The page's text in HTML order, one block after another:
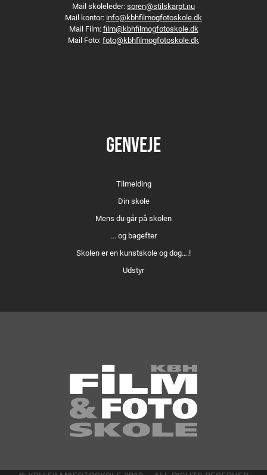
Mail skoleleder:soren@stilskarpt.nu
Mail kontor: info@kbhfilmogfotoskole.dk
Mail Film:film@kbhfilmogfotoskole.dk
Mail Foto:foto@kbhfilmogfotoskole.dk
GENVEJE
Tilmelding
Din skole
Mens du går på skolen
... og bagefter
Skolen er en kunstskole og dog….!
Udstyr